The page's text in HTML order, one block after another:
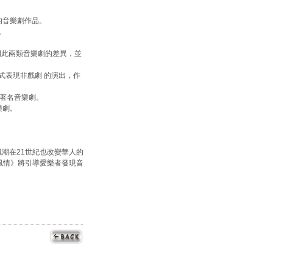
樂劇作品。
兩類音樂劇的差異，並
表現非戲劇 的演出，作
名音樂劇。
。
在21世紀也改變華人的
》將引導愛樂者發現音